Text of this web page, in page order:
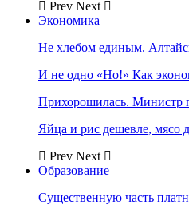
Prev Next
Экономика
Не хлебом единым.
И не одно «Но!» Как
Прихорошилась. Министр
Яйца и рис дешевле, мясо
Prev Next
Образование
Существенную часть